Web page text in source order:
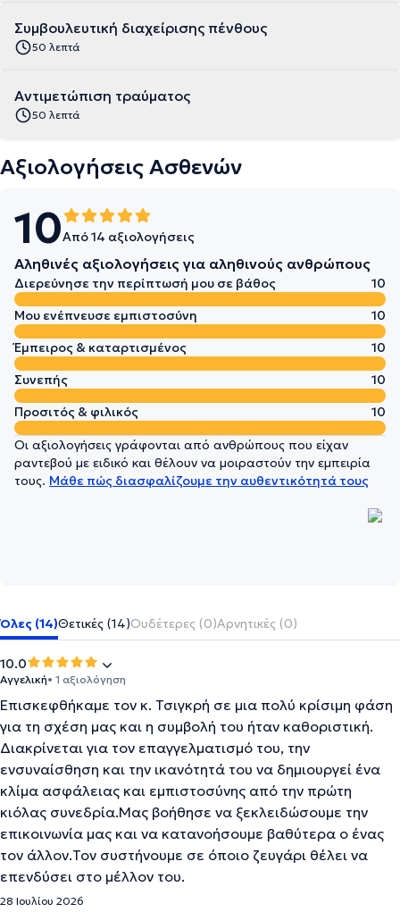
Συμβουλευτική διαχείρισης πένθους
50 λεπτά
Αντιμετώπιση τραύματος
50 λεπτά
Αξιολογήσεις Ασθενών
10Από 14 αξιολογήσεις
Αληθινές αξιολογήσεις για αληθινούς ανθρώπους
Διερεύνησε την περίπτωσή μου σε βάθος
10
Μου ενέπνευσε εμπιστοσύνη
10
Έμπειρος & καταρτισμένος
10
Συνεπής
10
Προσιτός & φιλικός
10
Οι αξιολογήσεις γράφονται από ανθρώπους που είχαν
ραντεβού με ειδικό και θέλουν να μοιραστούν την εμπειρία
τους. Μάθε πώς διασφαλίζουμε την αυθεντικότητά τους
Όλες (14)Θετικές (14)Ουδέτερες (0)Αρνητικές (0)
10.0
Αγγελική• 1 αξιολόγηση
Επισκεφθήκαμε τον κ. Τσιγκρή σε μια πολύ κρίσιμη φάση
για τη σχέση μας και η συμβολή του ήταν καθοριστική.
Διακρίνεται για τον επαγγελματισμό του, την
ενσυναίσθηση και την ικανότητά του να δημιουργεί ένα
κλίμα ασφάλειας και εμπιστοσύνης από την πρώτη
κιόλας συνεδρία.Μας βοήθησε να ξεκλειδώσουμε την
επικοινωνία μας και να κατανοήσουμε βαθύτερα ο ένας
τον άλλον.Τον συστήνουμε σε όποιο ζευγάρι θέλει να
επενδύσει στο μέλλον του.
28 Ιουλίου 2026